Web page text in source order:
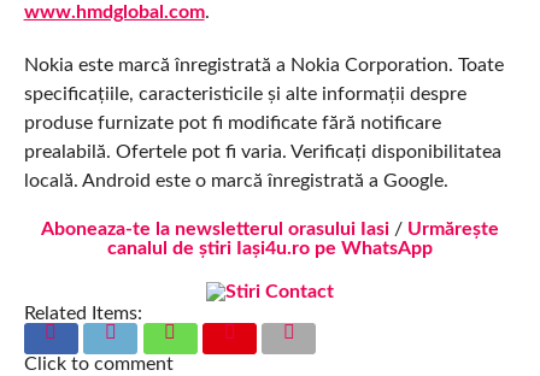
www.hmdglobal.com.
Nokia este marcă înregistrată a Nokia Corporation. Toate
specificațiile, caracteristicile și alte informații despre
produse furnizate pot fi modificate fără notificare
prealabilă. Ofertele pot fi varia. Verificați disponibilitatea
locală. Android este o marcă înregistrată a Google.
Aboneaza-te la newsletterul orasului Iasi/ Urmărește
canalul de știri Iași4u.ro pe WhatsApp
Related Items:
Click to comment